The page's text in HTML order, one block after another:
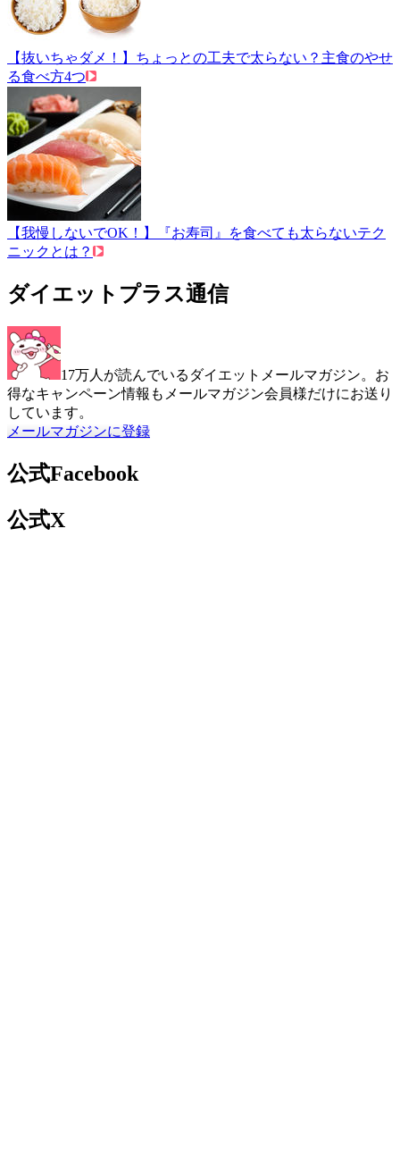
【抜いちゃダメ！】ちょっとの工夫で太らない？主食のやせ
る食べ方4つ
【我慢しないでOK！】『お寿司』を食べても太らないテク
ニックとは？
ダイエットプラス通信
17万人が読んでいるダイエットメールマガジン。お
得なキャンペーン情報もメールマガジン会員様だけにお送り
しています。
メールマガジンに登録
公式Facebook
公式X